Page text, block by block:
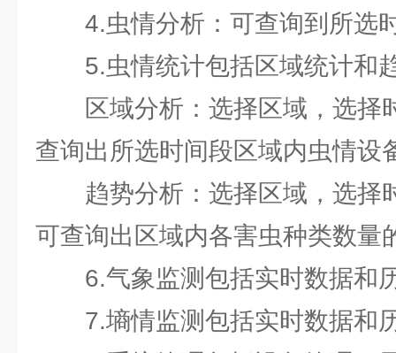
4.虫情分析：可查询到所选
5.虫情统计包括区域统计和
区域分析：选择区域，选择
查询出所选时间段区域内虫情设
趋势分析：选择区域，选择
可查询出区域内各害虫种类数量
6.气象监测包括实时数据和
7.墒情监测包括实时数据和